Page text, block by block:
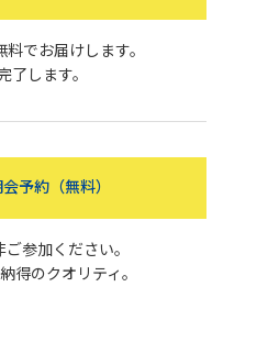
でお届けします。
了します。
予約（無料）
参加ください。
得のクオリティ。